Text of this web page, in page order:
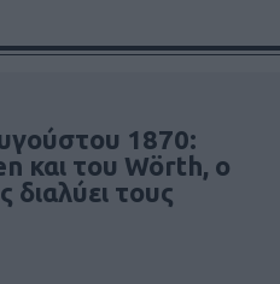
1870:
και του Wörth, ο
διαλύει τους